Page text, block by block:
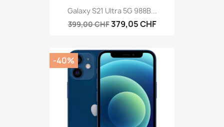
Galaxy S21 Ultra 5G 988B...
399,00 CHF379,05 CHF
-40%